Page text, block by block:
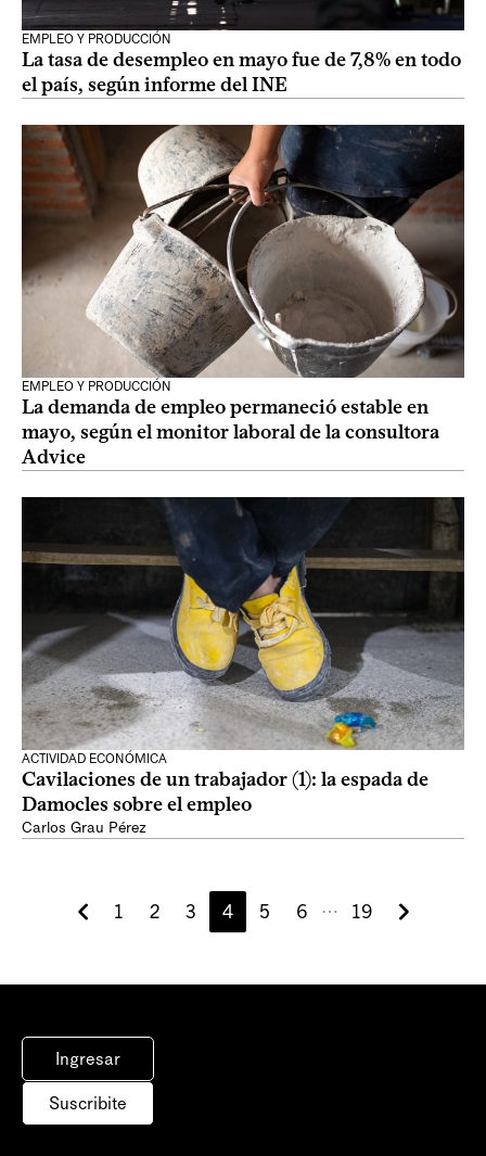
EMPLEO Y PRODUCCIÓN
La tasa de desempleo en mayo fue de 7,8% en todo
el país, según informe del INE
EMPLEO Y PRODUCCIÓN
La demanda de empleo permaneció estable en
mayo, según el monitor laboral de la consultora
Advice
ACTIVIDAD ECONÓMICA
Cavilaciones de un trabajador (1): la espada de
Damocles sobre el empleo
Carlos Grau Pérez
1 2 3 4 5 6 ⋯ 19
Ingresar
Suscribite